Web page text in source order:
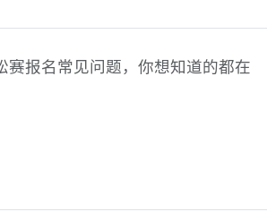
报名常见问题，你想知道的都在